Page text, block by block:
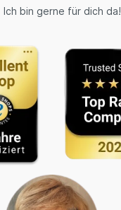
Ich bin gerne für dich da!